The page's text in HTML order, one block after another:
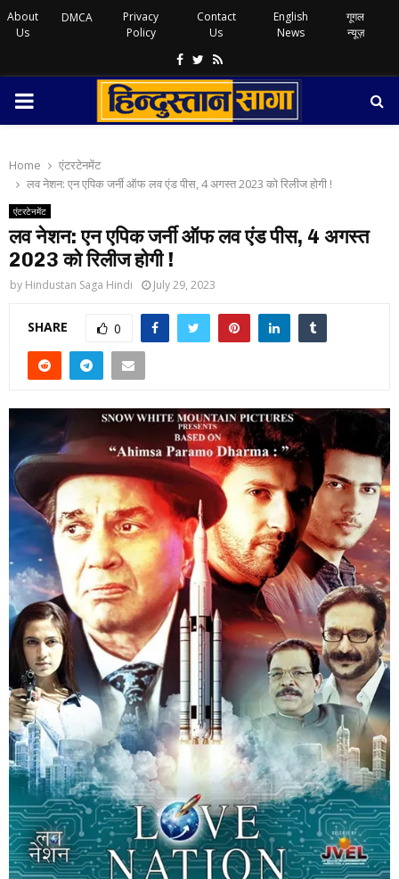
About
Us
DMCA
Privacy
Policy
Contact
Us
English
News
गूगल
न्यूज़
Facebook
Twitter
Rss
PRIMARY
Home
एंटरटेनमेंट
लव नेशन: एन एपिक जर्नी ऑफ लव एंड पीस, 4 अगस्त 2023 को रिलीज होगी !
एंटरटेनमेंट
लव नेशन: एन एपिक जर्नी ऑफ लव एंड पीस, 4 अगस्त
2023 को रिलीज होगी !
by Hindustan Saga Hindi July 29, 2023
SHARE 0